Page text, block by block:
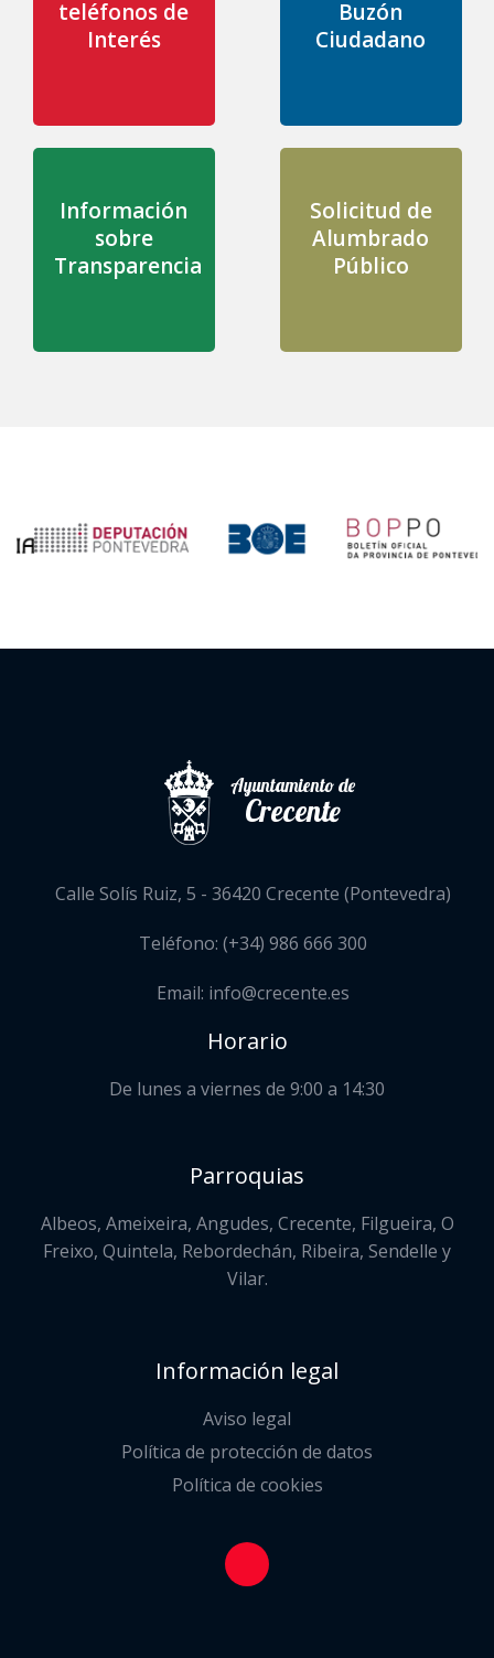
teléfonos de
Interés
Buzón
Ciudadano
Información
sobre
Transparencia
Solicitud de
Alumbrado
Público
Ayuntamiento de
Crecente
Calle Solís Ruiz, 5 - 36420 Crecente (Pontevedra)
Teléfono: (+34) 986 666 300
Email: info@crecente.es
Horario
De lunes a viernes de 9:00 a 14:30
Parroquias
Albeos, Ameixeira, Angudes, Crecente, Filgueira, O
Freixo, Quintela, Rebordechán, Ribeira, Sendelle y
Vilar.
Información legal
Aviso legal
Política de protección de datos
Política de cookies